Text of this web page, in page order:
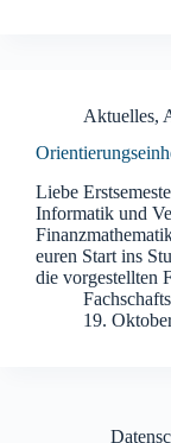
Aktuelles,
Liebe
Informatik und
euren Start ins
die vorgestellten
19.